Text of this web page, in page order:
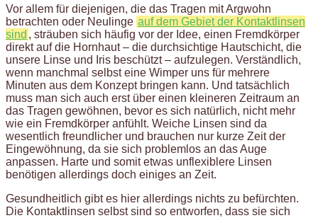
Vor allem für diejenigen, die das Tragen mit Argwohn
betrachten oder Neulinge auf dem Gebiet der Kontaktlinsen
sind , sträuben sich häufig vor der Idee, einen Fremdkörper
direkt auf die Hornhaut – die durchsichtige Hautschicht, die
unsere Linse und Iris beschützt – aufzulegen. Verständlich,
wenn manchmal selbst eine Wimper uns für mehrere
Minuten aus dem Konzept bringen kann. Und tatsächlich
muss man sich auch erst über einen kleineren Zeitraum an
das Tragen gewöhnen, bevor es sich natürlich, nicht mehr
wie ein Fremdkörper anfühlt. Weiche Linsen sind da
wesentlich freundlicher und brauchen nur kurze Zeit der
Eingewöhnung, da sie sich problemlos an das Auge
anpassen. Harte und somit etwas unflexiblere Linsen
benötigen allerdings doch einiges an Zeit.
Gesundheitlich gibt es hier allerdings nichts zu befürchten.
Die Kontaktlinsen selbst sind so entworfen, dass sie sich